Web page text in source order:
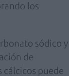
los
sódico y
de
puede